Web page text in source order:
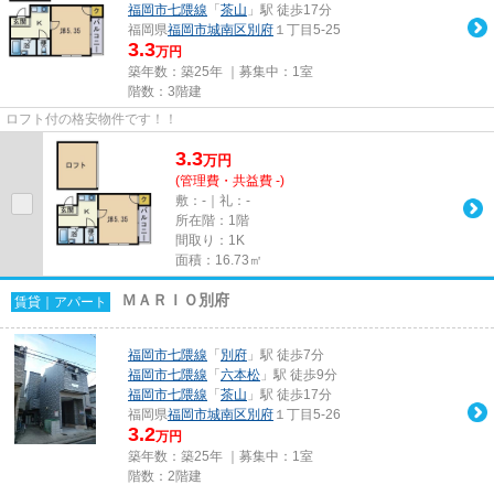
福岡市七隈線 「 茶山 」駅 徒歩17分
福岡県福岡市城南区別府 １丁目5-25
3.3万円
築年数：築25年 ｜募集中： 1室
階数：3階建
ロフト付の格安物件です！！
3.3万円
(管理費・共益費 -)
敷：-｜礼：-
所在階：1階
間取り：1K
面積：16.73㎡
賃貸｜アパート ＭＡＲＩＯ別府
福岡市七隈線 「 別府 」駅 徒歩7分
福岡市七隈線 「 六本松 」駅 徒歩9分
福岡市七隈線 「 茶山 」駅 徒歩17分
福岡県福岡市城南区別府 １丁目5-26
3.2万円
築年数：築25年 ｜募集中： 1室
階数：2階建